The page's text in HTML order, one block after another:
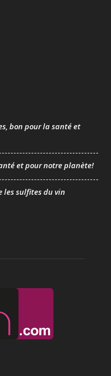
bon pour la santé et
et pour notre planète!
les sulfites du vin